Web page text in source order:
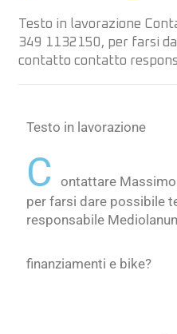
Testo in lavorazione
349 1132150, per farsi
contatto contatto
Testo in lavorazione
C ontattare
per farsi dare possibile
responsabile
finanziamenti e bike?